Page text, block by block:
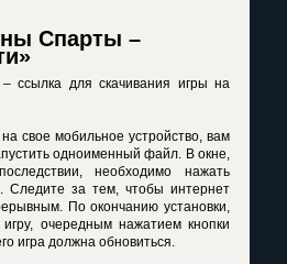
Спарты –
– ссылка для скачивания игры на
свое мобильное устройство, вам
одноименный файл. В окне,
необходимо нажать
Следите за тем, чтобы интернет
По окончанию установки,
очередным нажатием кнопки
игра должна обновиться.